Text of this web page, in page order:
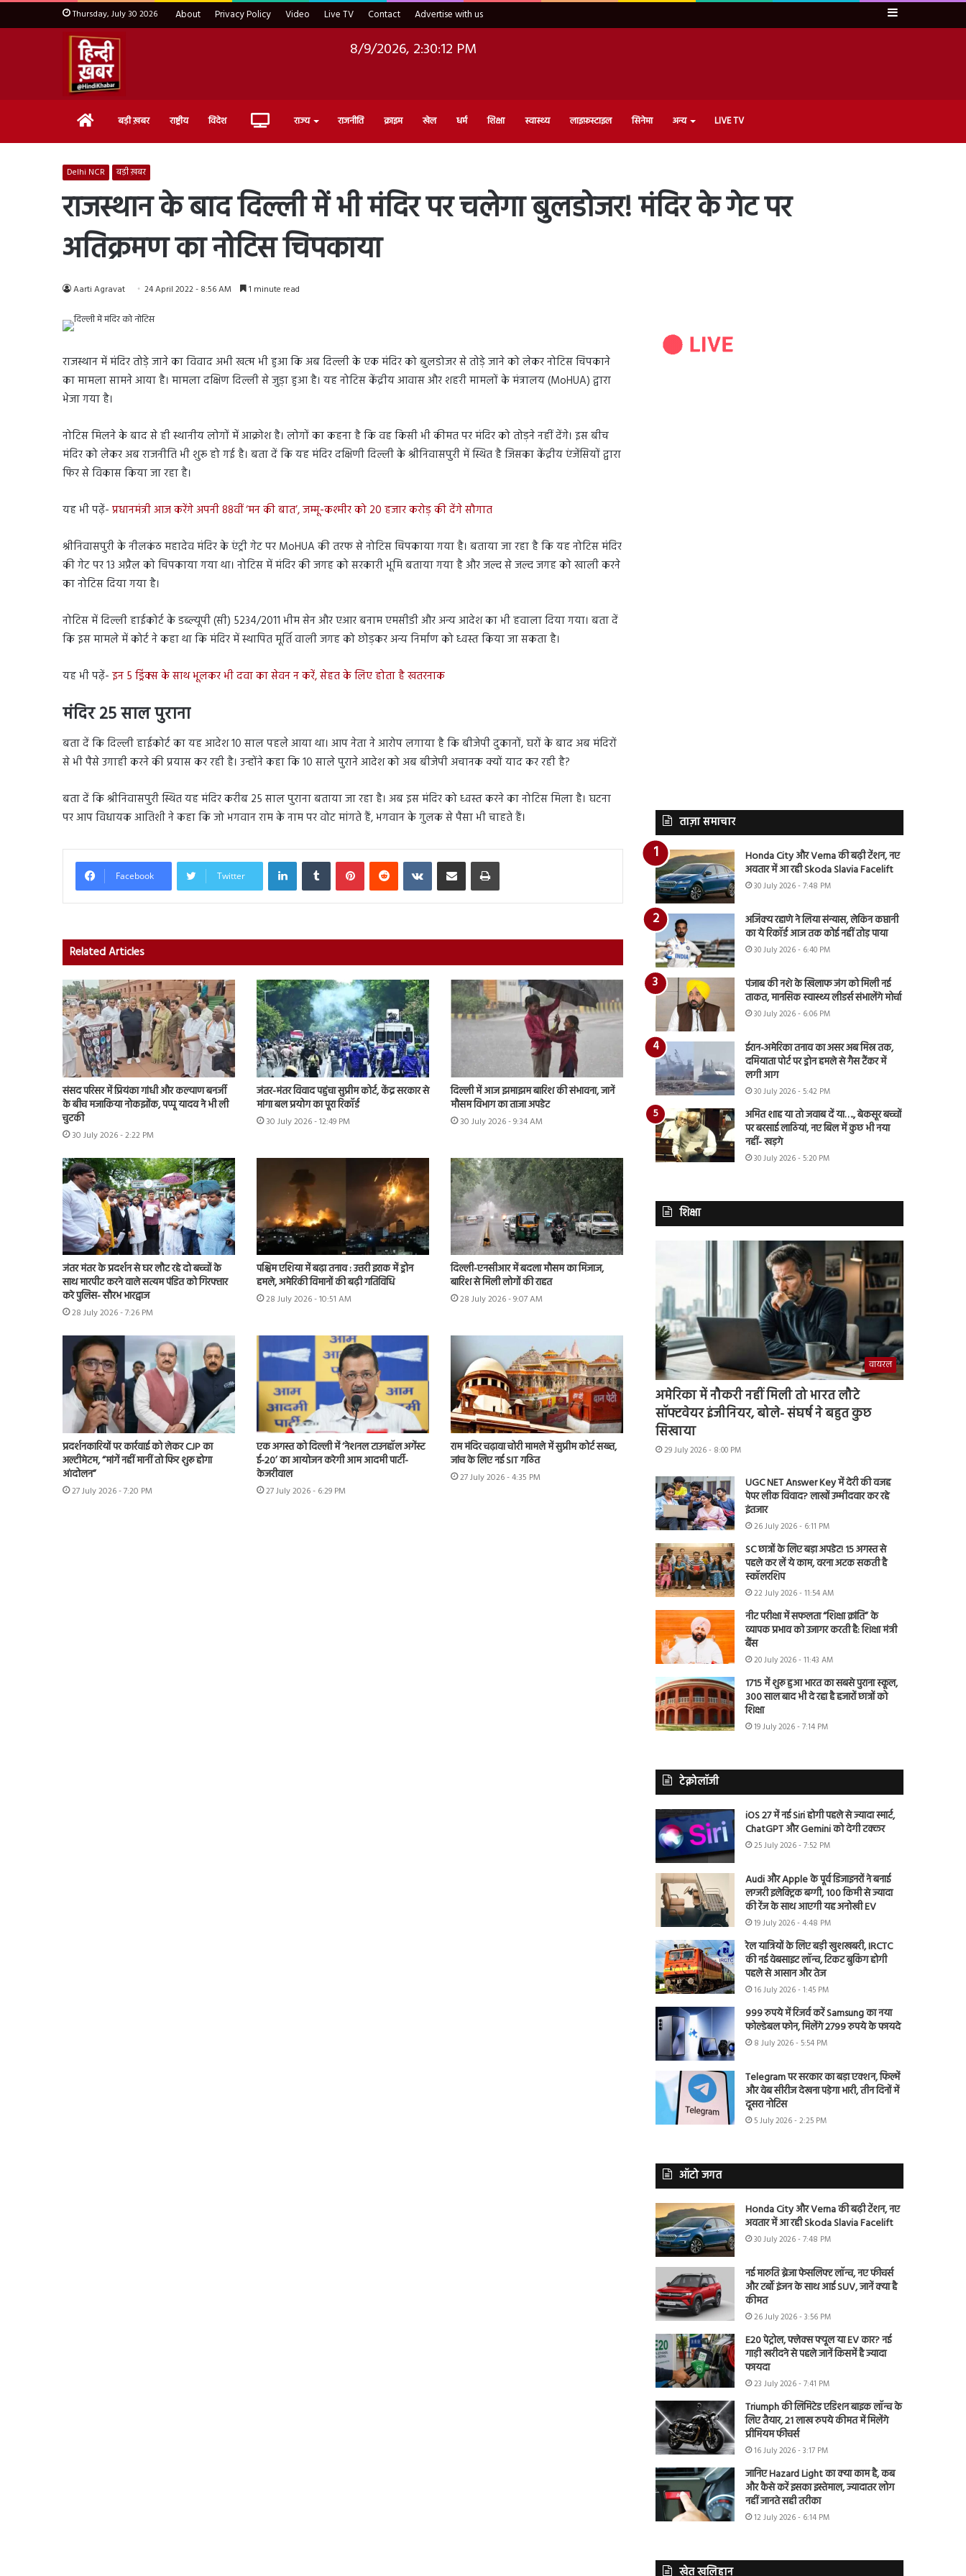
Thursday, July 30 2026 About Privacy Policy Video Live TV Contact Advertise with us Sidebar
8/9/2026, 2:30:13 PM
Home बड़ी ख़बर राष्ट्रीय विदेश Live राज्य राजनीति क्राइम खेल धर्म शिक्षा स्वास्थ्य लाइफ़स्टाइल सिनेमा अन्य LIVE TV
Delhi NCR बड़ी ख़बर
राजस्थान के बाद दिल्ली में भी मंदिर पर चलेगा बुलडोजर! मंदिर के गेट पर
अतिक्रमण का नोटिस चिपकाया
Aarti Agravat 24 April 2022 - 8:56 AM 1 minute read
राजस्थान में मंदिर तोड़े जाने का विवाद अभी खत्म भी हुआ कि अब दिल्ली के एक मंदिर को बुलडोजर से तोड़े जाने को लेकर नोटिस चिपकाने
का मामला सामने आया है। मामला दक्षिण दिल्ली से जुड़ा हुआ है। यह नोटिस केंद्रीय आवास और शहरी मामलों के मंत्रालय (MoHUA) द्वारा
भेजा गया है।
नोटिस मिलने के बाद से ही स्थानीय लोगों में आक्रोश है। लोगों का कहना है कि वह किसी भी कीमत पर मंदिर को तोड़ने नहीं देंगे। इस बीच
मंदिर को लेकर अब राजनीति भी शुरू हो गई है। बता दें कि यह मंदिर दक्षिणी दिल्ली के श्रीनिवासपुरी में स्थित है जिसका केंद्रीय एंजेंसियों द्वारा
फिर से विकास किया जा रहा है।
यह भी पढ़ें- प्रधानमंत्री आज करेंगे अपनी 88वीं ‘मन की बात’, जम्मू-कश्मीर को 20 हजार करोड़ की देंगे सौगात
श्रीनिवासपुरी के नीलकंठ महादेव मंदिर के एंट्री गेट पर MoHUA की तरफ से नोटिस चिपकाया गया है। बताया जा रहा है कि यह नोटिस मंदिर
की गेट पर 13 अप्रैल को चिपकाया गया था। नोटिस में मंदिर की जगह को सरकारी भूमि बताया गया है और जल्द से जल्द जगह को खाली करने
का नोटिस दिया गया है।
नोटिस में दिल्ली हाईकोर्ट के डब्ल्यूपी (सी) 5234/2011 भीम सेन और एआर बनाम एमसीडी और अन्य आदेश का भी हवाला दिया गया। बता दें
कि इस मामले में कोर्ट ने कहा था कि मंदिर में स्थापित मूर्ति वाली जगह को छोड़कर अन्य निर्माण को ध्वस्त किया जा सकता है।
यह भी पढ़ें- इन 5 ड्रिंक्स के साथ भूलकर भी दवा का सेवन न करें, सेहत के लिए होता है खतरनाक
मंदिर 25 साल पुराना
बता दें कि दिल्ली हाईकोर्ट का यह आदेश 10 साल पहले आया था। आप नेता ने आरोप लगाया है कि बीजेपी दुकानों, घरों के बाद अब मंदिरों
से भी पैसे उगाही करने की प्रयास कर रही है। उन्होंने कहा कि 10 साले पुराने आदेश को अब बीजेपी अचानक क्यों याद कर रही है?
बता दें कि श्रीनिवासपुरी स्थित यह मंदिर करीब 25 साल पुराना बताया जा रहा है। अब इस मंदिर को ध्वस्त करने का नोटिस मिला है। घटना
पर आप विधायक आतिशी ने कहा कि जो भगवान राम के नाम पर वोट मांगते हैं, भगवान के गुलक से पैसा भी चाहते हैं।
Facebook Twitter
LinkedInTumblr PinterestReddit VKontakteShare via Email Print
Related Articles
संसद परिसर में प्रियंका गांधी और कल्याण बनर्जी
के बीच मजाकिया नोकझोंक, पप्पू यादव ने भी ली
चुटकी
30 July 2026 - 2:22 PM
जंतर-मंतर विवाद पहुंचा सुप्रीम कोर्ट, केंद्र सरकार से
मांगा बल प्रयोग का पूरा रिकॉर्ड
30 July 2026 - 12:49 PM
दिल्ली में आज झमाझम बारिश की संभावना, जानें
मौसम विभाग का ताजा अपडेट
30 July 2026 - 9:34 AM
जंतर मंतर के प्रदर्शन से घर लौट रहे दो बच्चों के
साथ मारपीट करने वाले सत्यम पंडित को गिरफ्तार
करे पुलिस- सौरभ भारद्वाज
28 July 2026 - 7:26 PM
पश्चिम एशिया में बढ़ा तनाव : उत्तरी इराक में ड्रोन
हमले, अमेरिकी विमानों की बढ़ी गतिविधि
28 July 2026 - 10:51 AM
दिल्ली-एनसीआर में बदला मौसम का मिजाज,
बारिश से मिली लोगों की राहत
28 July 2026 - 9:07 AM
प्रदर्शनकारियों पर कार्रवाई को लेकर CJP का
अल्टीमेटम, “मांगें नहीं मानीं तो फिर शुरू होगा
आंदोलन”
27 July 2026 - 7:20 PM
एक अगस्त को दिल्ली में ‘नेशनल टाउनहॉल अगेंस्ट
ई-20’ का आयोजन करेगी आम आदमी पार्टी-
केजरीवाल
27 July 2026 - 6:29 PM
राम मंदिर चढ़ावा चोरी मामले में सुप्रीम कोर्ट सख्त,
जांच के लिए नई SIT गठित
27 July 2026 - 4:35 PM
ताज़ा समाचार
Honda City और Verna की बढ़ी टेंशन, नए
अवतार में आ रही Skoda Slavia Facelift
30 July 2026 - 7:48 PM
अजिंक्य रहाणे ने लिया संन्यास, लेकिन कप्तानी
का ये रिकॉर्ड आज तक कोई नहीं तोड़ पाया
30 July 2026 - 6:40 PM
पंजाब की नशे के खिलाफ जंग को मिली नई
ताकत, मानसिक स्वास्थ्य लीडर्स संभालेंगे मोर्चा
30 July 2026 - 6:06 PM
ईरान-अमेरिका तनाव का असर अब मिस्र तक,
दमियाता पोर्ट पर ड्रोन हमले से गैस टैंकर में
लगी आग
30 July 2026 - 5:42 PM
अमित शाह या तो जवाब दें या…., बेकसूर बच्चों
पर बरसाई लाठियां, नए बिल में कुछ भी नया
नहीं- खड़गे
30 July 2026 - 5:20 PM
शिक्षा
वायरल
अमेरिका में नौकरी नहीं मिली तो भारत लौटे
सॉफ्टवेयर इंजीनियर, बोले- संघर्ष ने बहुत कुछ
सिखाया
29 July 2026 - 8:00 PM
UGC NET Answer Key में देरी की वजह
पेपर लीक विवाद? लाखों उम्मीदवार कर रहे
इंतजार
26 July 2026 - 6:11 PM
SC छात्रों के लिए बड़ा अपडेट! 15 अगस्त से
पहले कर लें ये काम, वरना अटक सकती है
स्कॉलरशिप
22 July 2026 - 11:54 AM
नीट परीक्षा में सफलता “शिक्षा क्रांति” के
व्यापक प्रभाव को उजागर करती है: शिक्षा मंत्री
बैंस
20 July 2026 - 11:43 AM
1715 में शुरू हुआ भारत का सबसे पुराना स्कूल,
300 साल बाद भी दे रहा है हजारों छात्रों को
शिक्षा
19 July 2026 - 7:14 PM
टेक्नोलॉजी
iOS 27 में नई Siri होगी पहले से ज्यादा स्मार्ट,
ChatGPT और Gemini को देगी टक्कर
25 July 2026 - 7:52 PM
Audi और Apple के पूर्व डिजाइनरों ने बनाई
लग्जरी इलेक्ट्रिक बग्गी, 100 किमी से ज्यादा
की रेंज के साथ आएगी यह अनोखी EV
19 July 2026 - 4:48 PM
रेल यात्रियों के लिए बड़ी खुशखबरी, IRCTC
की नई वेबसाइट लॉन्च, टिकट बुकिंग होगी
पहले से आसान और तेज
16 July 2026 - 1:45 PM
999 रुपये में रिजर्व करें Samsung का नया
फोल्डेबल फोन, मिलेंगे 2799 रुपये के फायदे
8 July 2026 - 5:54 PM
Telegram पर सरकार का बड़ा एक्शन, फिल्में
और वेब सीरीज देखना पड़ेगा भारी, तीन दिनों में
दूसरा नोटिस
5 July 2026 - 2:25 PM
ऑटो जगत
Honda City और Verna की बढ़ी टेंशन, नए
अवतार में आ रही Skoda Slavia Facelift
30 July 2026 - 7:48 PM
नई मारुति ब्रेजा फेसलिफ्ट लॉन्च, नए फीचर्स
और टर्बो इंजन के साथ आई SUV, जानें क्या है
कीमत
26 July 2026 - 3:56 PM
E20 पेट्रोल, फ्लेक्स फ्यूल या EV कार? नई
गाड़ी खरीदने से पहले जानें किसमें है ज्यादा
फायदा
23 July 2026 - 7:41 PM
Triumph की लिमिटेड एडिशन बाइक लॉन्च के
लिए तैयार, 21 लाख रुपये कीमत में मिलेंगे
प्रीमियम फीचर्स
16 July 2026 - 3:17 PM
जानिए Hazard Light का क्या काम है, कब
और कैसे करें इसका इस्तेमाल, ज्यादातर लोग
नहीं जानते सही तरीका
12 July 2026 - 6:14 PM